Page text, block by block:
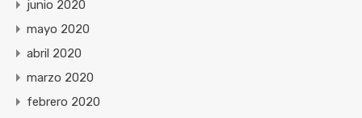
junio 2020
mayo 2020
abril 2020
marzo 2020
febrero 2020